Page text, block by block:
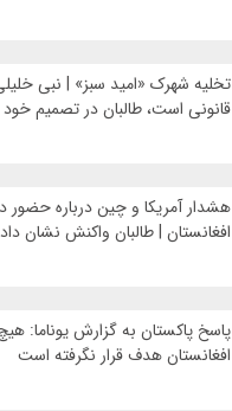
تخلیه شهرک «امید سبز» | نبی
قانونی است، طالبان در تصمیم خود
هشدار آمریکا و چین درباره
افغانستان | طالبان واکنش نشان داد
پاسخ پاکستان به گزارش یوناما:
افغانستان هدف قرار نگرفته است